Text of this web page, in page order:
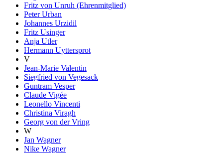
Fritz von Unruh (Ehrenmitglied)
Peter Urban
Johannes Urzidil
Fritz Usinger
Anja Utler
Hermann Uyttersprot
V
Jean-Marie Valentin
Siegfried von Vegesack
Guntram Vesper
Claude Vigée
Leonello Vincenti
Christina Viragh
Georg von der Vring
W
Jan Wagner
Nike Wagner